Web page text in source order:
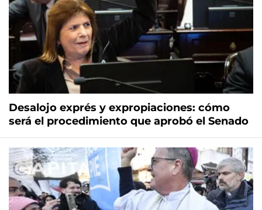
Desalojo exprés y expropiaciones: cómo
será el procedimiento que aprobó el Senado